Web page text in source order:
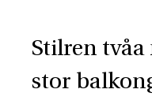
Stilren
stor